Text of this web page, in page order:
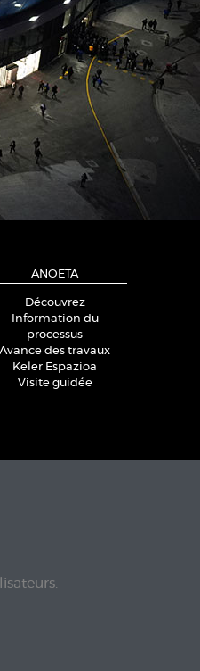
ANOETA
Découvrez
Information du
processus
Avance des travaux
Keler Espazioa
Visite guidée